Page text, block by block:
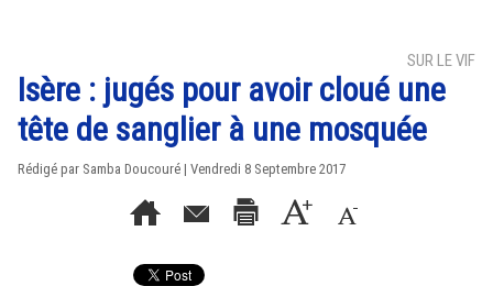
SUR LE VIF
Isère : jugés pour avoir cloué une
tête de sanglier à une mosquée
Rédigé par Samba Doucouré | Vendredi 8 Septembre 2017